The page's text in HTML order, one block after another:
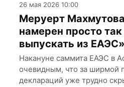
26 мая 2026 10:00
Меруерт
намерен просто так
выпускать из ЕАЭС»
Накануне саммита ЕАЭС в
очевидным, что за ширмой
деклараций уже трудно